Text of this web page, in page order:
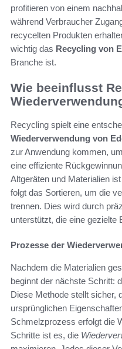
profitieren von einem
während Verbraucher
recycelten Produkten
wichtig das Recycling von
Branche ist.
Wie beeinflusst
Recycling spielt eine
Wiederverwendung von
zur Anwendung kommen,
eine effiziente
Altgeräten und Materialien
folgt das Sortieren, um die
trennen. Dies wird durch
unterstützt, die eine gezielte
Prozesse der
Nachdem die Materialien
beginnt der nächste Schritt:
Diese Methode stellt sicher,
ursprünglichen
Schmelzprozess erfolgt die
Schritte ist es, die